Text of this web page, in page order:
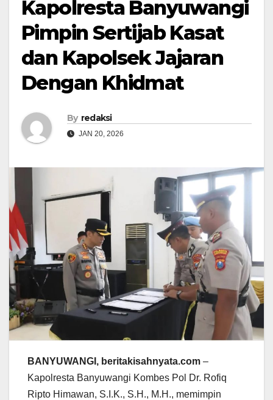
Kapolresta Banyuwangi
Pimpin Sertijab Kasat
dan Kapolsek Jajaran
Dengan Khidmat
By redaksi
JAN 20, 2026
BANYUWANGI, beritakisahnyata.com –
Kapolresta Banyuwangi Kombes Pol Dr. Rofiq
Ripto Himawan, S.I.K., S.H., M.H., memimpin